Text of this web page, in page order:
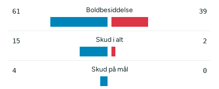
61 Boldbesiddelse 39
15 Skud i alt 2
4 Skud på mål 0